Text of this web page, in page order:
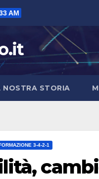
AM
NOSTRA STORIA
3-4-2-1